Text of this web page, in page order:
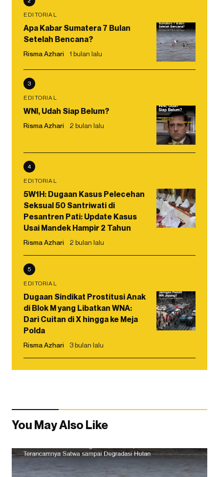
EDITORIAL
Apa Kabar Sumatera 7 Bulan
Setelah Bencana?
Risma Azhari 1 bulan lalu
3
EDITORIAL
WNI, Udah Siap Belum?
Risma Azhari 2 bulan lalu
4
EDITORIAL
5W1H: Dugaan Kasus Pelecehan
Seksual 50 Santriwati di
Pesantren Pati: Update Kasus
Usai Mandek Hampir 2 Tahun
Risma Azhari 2 bulan lalu
5
EDITORIAL
Dugaan Sindikat Prostitusi Anak
di Blok M yang Libatkan WNA:
Dari Cuitan di X hingga ke Meja
Polda
Risma Azhari 3 bulan lalu
You May Also Like